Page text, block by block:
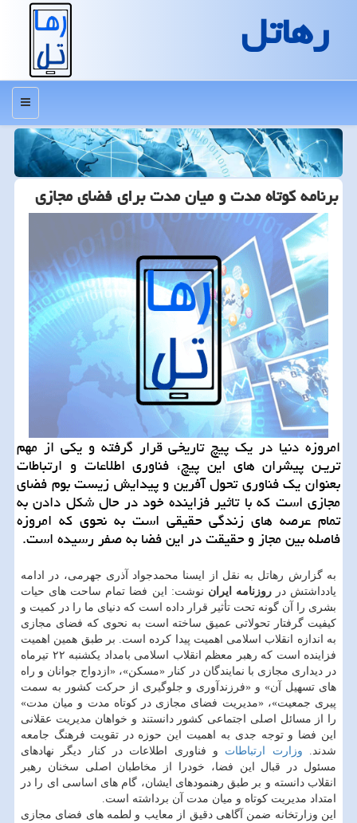
رهاتل
منو
برنامه كوتاه مدت و میان مدت برای فضای مجازی
امروزه دنیا در یك پیچ تاریخی قرار گرفته و یكی از مهم
تریـن پیشران های این پیچ، فناوری اطلاعات و ارتباطات
بعنوان یك فناوری تحول آفرین و پیدایش زیست بوم فضای
مجازی است كه با تاثیر فزاینده خود در حال شكل دادن به
تمام عرصه های زندگی حقیقی است به نحوی كه امروزه
فاصله بین مجاز و حقیقت در این فضا به صفر رسیده است.
به گزارش رهاتل به نقل از ایسنا محمدجواد آذری جهرمی، در ادامه
یادداشتش درروزنامه ایران نوشت: این فضا تمام ساحت های حیات
بشری را آن گونه تحت تأثیر قرار داده است که دنیای ما را در کمیت و
کیفیت گرفتار تحولاتی عمیق ساخته است به نحوی که فضای مجازی
به اندازه انقلاب اسلامی اهمیت پیدا کرده است. بر طبق همین اهمیت
فزاینده است که رهبر معظم انقلاب اسلامی بامداد یکشنبه ۲۲ تیرماه
در دیداری مجازی با نمایندگان در کنار «مسکن»، «ازدواج جوانان و راه
های تسهیل آن» و «فرزندآوری و جلوگیری از حرکت کشور به سمت
پیری جمعیت»، «مدیریت فضای مجازی در کوتاه مدت و میان مدت»
را از مسائل اصلی اجتماعی کشور دانستند و خواهان مدیریت عقلانی
این فضا و توجه جدی به اهمیت این حوزه در تقویت فرهنگ جامعه
شدند. وزارت ارتباطات و فناوری اطلاعات در کنار دیگر نهادهای
مسئول در قبال این فضا، خودرا از مخاطبان اصلی سخنان رهبر
انقلاب دانسته و بر طبق رهنمودهای ایشان، گام های اساسی ای را در
امتداد مدیریت کوتاه و میان مدت آن برداشته است.
این وزارتخانه ضمن آگاهی دقیق از معایب و لطمه های فضای مجازی